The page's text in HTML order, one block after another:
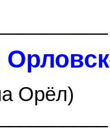
Орёл)